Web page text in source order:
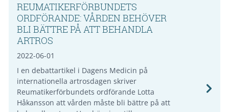
REUMATIKERFÖRBUNDETS
ORDFÖRANDE: VÅRDEN BEHÖVER
BLI BÄTTRE PÅ ATT BEHANDLA
ARTROS
2022-06-01
I en debattartikel i Dagens Medicin på
internationella artrosdagen skriver
Reumatikerförbundets ordförande Lotta
Håkansson att vården måste bli bättre på att